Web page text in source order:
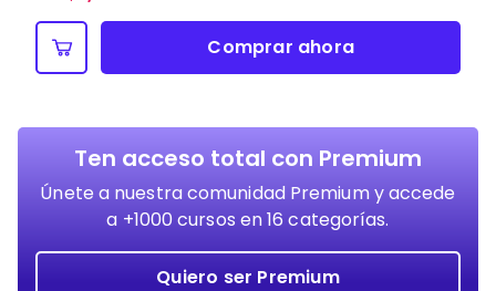
Comprar ahora
Ten acceso total con Premium
Únete a nuestra comunidad Premium y accede
a +1000 cursos en 16 categorías.
Quiero ser Premium